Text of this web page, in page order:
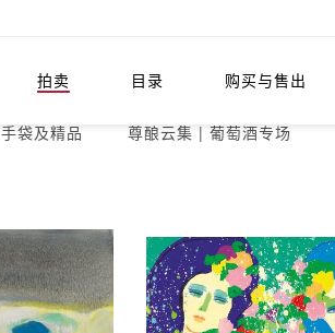
拍卖 目录 购买与售出
手袋及精品 尊酿云集 | 葡萄酒专场